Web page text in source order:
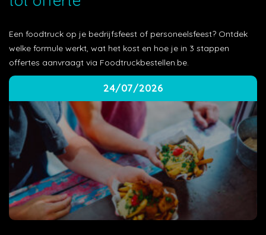
Een foodtruck op je bedrijfsfeest of personeelsfeest? Ontdek
welke formule werkt, wat het kost en hoe je in 3 stappen
offertes aanvraagt via Foodtruckbestellen.be.
24/07/2026